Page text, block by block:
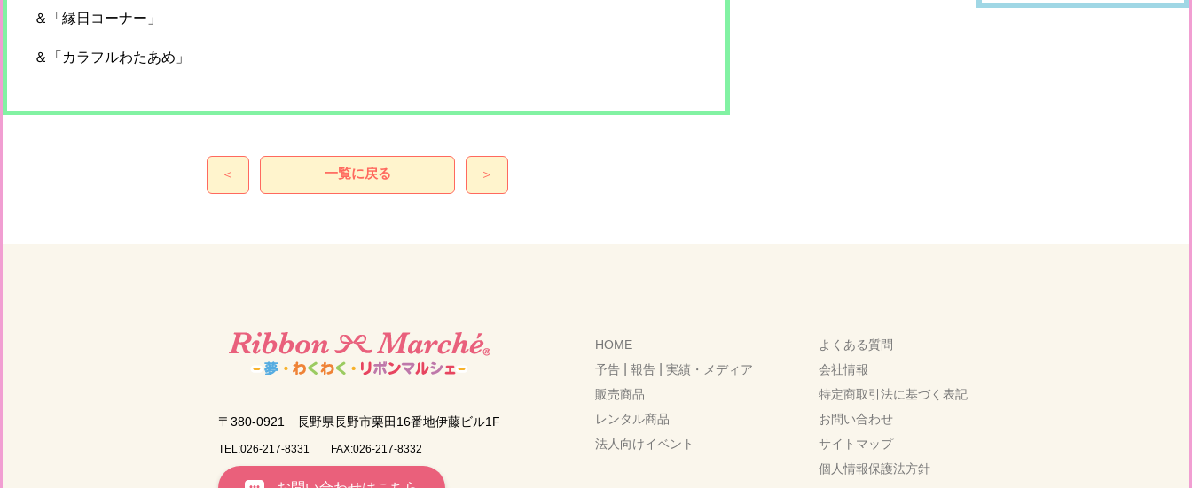
＆「縁日コーナー」
＆「カラフルわたあめ」
＜ 一覧に戻る ＞
〒380-0921 長野県長野市栗田16番地伊藤ビル1F
TEL:026-217-8331 FAX:026-217-8332
HOME
予告
報告
実績・メディア
販売商品
レンタル商品
法人向けイベント
よくある質問
会社情報
特定商取引法に基づく表記
お問い合わせ
サイトマップ
個人情報保護法方針